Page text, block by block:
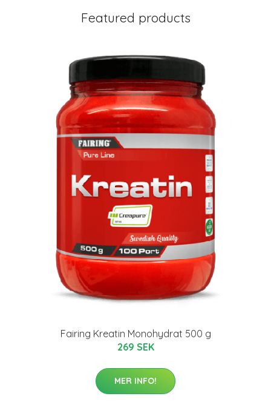
Featured products
Fairing Kreatin Monohydrat 500 g
269 SEK
MER INFO!